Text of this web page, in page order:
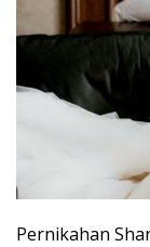
Pernikahan